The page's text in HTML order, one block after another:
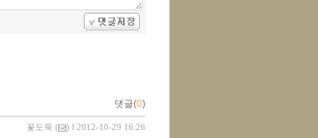
댓글(0)
꽃도둑 ( ) l 2012-10-29 16:26